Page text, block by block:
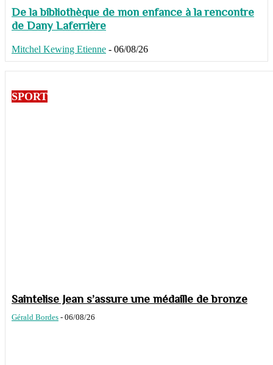
De la bibliothèque de mon enfance à la rencontre
de Dany Laferrière
Mitchel Kewing Etienne - 06/08/26
SPORT
Saintelise Jean s’assure une médaille de bronze
Gérald Bordes - 06/08/26